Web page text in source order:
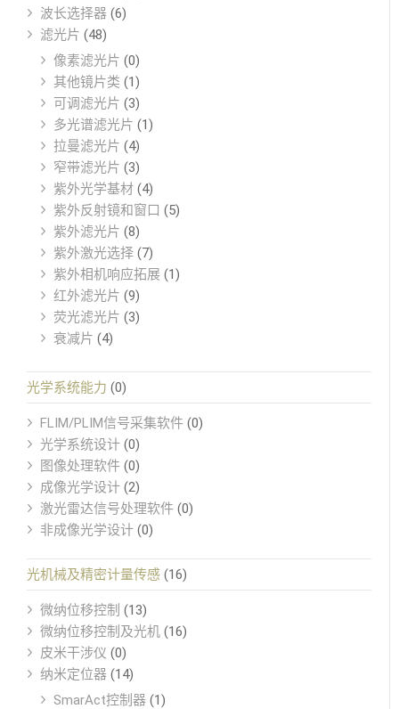
波长选择器 (6)
滤光片 (48)
像素滤光片 (0)
其他镜片类 (1)
可调滤光片 (3)
多光谱滤光片 (1)
拉曼滤光片 (4)
窄带滤光片 (3)
紫外光学基材 (4)
紫外反射镜和窗口 (5)
紫外滤光片 (8)
紫外激光选择 (7)
紫外相机响应拓展 (1)
红外滤光片 (9)
荧光滤光片 (3)
衰减片 (4)
光学系统能力 (0)
FLIM/PLIM信号采集软件 (0)
光学系统设计 (0)
图像处理软件 (0)
成像光学设计 (2)
激光雷达信号处理软件 (0)
非成像光学设计 (0)
光机械及精密计量传感 (16)
微纳位移控制 (13)
微纳位移控制及光机 (16)
皮米干涉仪 (0)
纳米定位器 (14)
SmarAct控制器 (1)